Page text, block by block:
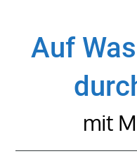
contentAuf
mit